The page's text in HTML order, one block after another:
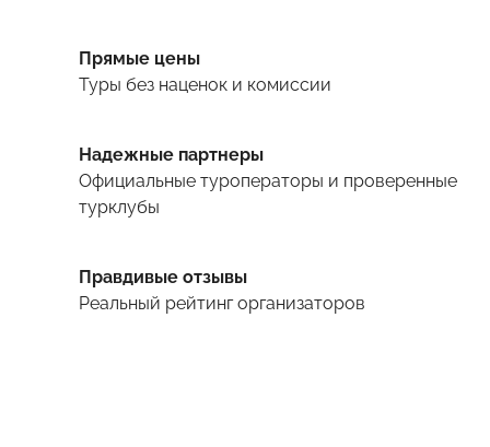
Прямые цены
Туры без наценок и комиссии
Надежные партнеры
Официальные туроператоры и проверенные
турклубы
Правдивые отзывы
Реальный рейтинг организаторов